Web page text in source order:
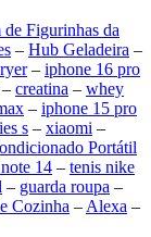
Figurinhas da
– Hub Geladeira –
– iphone 16 pro
– creatina – whey
– iphone 15 pro
s – xiaomi –
Portátil
14 – tenis nike
– guarda roupa –
Cozinha – Alexa –